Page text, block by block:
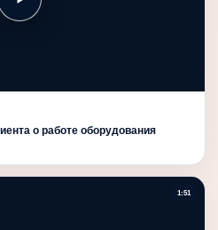
о работе оборудования
1:51